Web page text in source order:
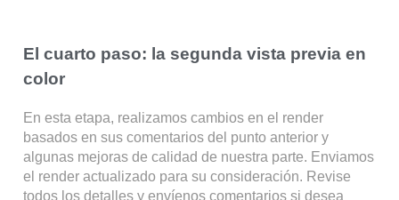
El cuarto paso: la segunda vista previa en
color
En esta etapa, realizamos cambios en el render
basados en sus comentarios del punto anterior y
algunas mejoras de calidad de nuestra parte. Enviamos
el render actualizado para su consideración. Revise
todos los detalles y envíenos comentarios si desea